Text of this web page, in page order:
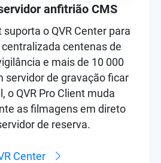
anfitrião CMS
suporta o QVR Center para
centenas de
e mais de 10 000
servidor de gravação ficar
o QVR Pro Client muda
as filmagens em direto
de reserva.
Center